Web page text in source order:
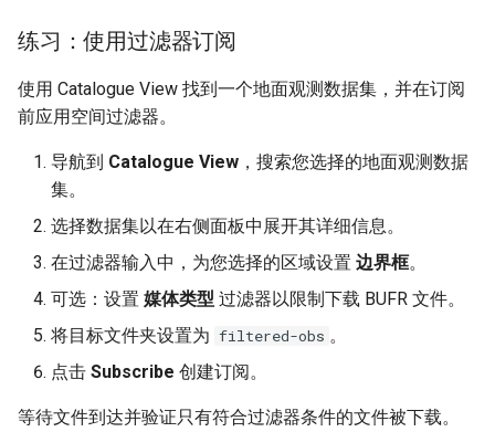
练习：使用过滤器订阅
使用 Catalogue View 找到一个地面观测数据集，并在订阅
前应用空间过滤器。
导航到 Catalogue View ，搜索您选择的地面观测数据
集。
选择数据集以在右侧面板中展开其详细信息。
在过滤器输入中，为您选择的区域设置 边界框。
可选：设置 媒体类型 过滤器以限制下载 BUFR 文件。
将目标文件夹设置为 filtered-obs 。
点击 Subscribe 创建订阅。
等待文件到达并验证只有符合过滤器条件的文件被下载。